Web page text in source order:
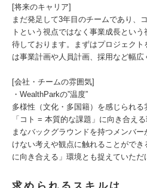
[将来のキャリア]
まだ発足して3年目のチームであり、
トという視点ではなく事業成長とい
待しております。まずはプロジェクト
は事業計画や人員計画、採用など幅広
[会社・チームの雰囲気]
・WealthParkの”温度”
多様性（文化・多国籍）を感じられ
「コト = 本質的な課題」に向き合え
まなバックグラウンドを持つメンバ
けない考えや観点に触れることがで
に向き合える」環境とも捉えていただ